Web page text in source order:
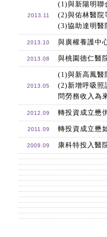
2013.11
(1)與新陽明聯
(2)與佑林醫院
(3)協助達明醫
2013.10 與廣權養護中
2013.08 與桃園德仁醫
2013.05
(1)與新高鳳醫
(2)新增呼吸照
問勞務收入為
2012.09 轉投資成立懋
2011.09 轉投資成立懋
2009.09 康科特投入醫